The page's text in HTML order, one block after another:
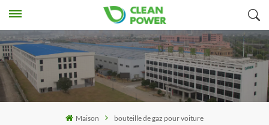
Maison bouteille de gaz pour voiture